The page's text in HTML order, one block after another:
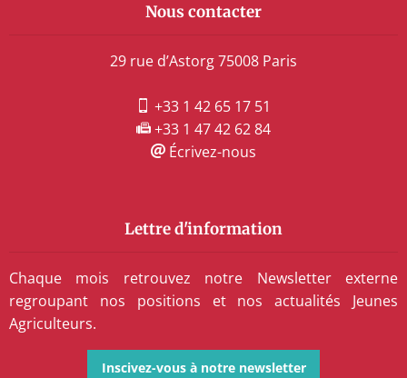
Nous contacter
29 rue d’Astorg 75008 Paris
+33 1 42 65 17 51
+33 1 47 42 62 84
Écrivez-nous
Lettre d'information
Chaque mois retrouvez notre Newsletter externe
regroupant nos positions et nos actualités Jeunes
Agriculteurs.
Inscivez-vous à notre newsletter